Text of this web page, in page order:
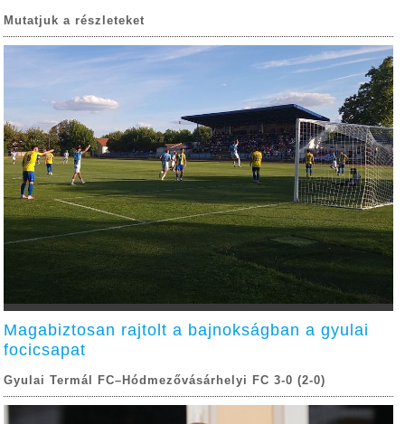
Mutatjuk a részleteket
Magabiztosan rajtolt a bajnokságban a gyulai
focicsapat
Gyulai Termál FC–Hódmezővásárhelyi FC 3-0 (2-0)